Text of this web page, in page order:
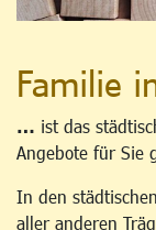
Familie
… ist das
Angebote für Sie
In den
aller anderen